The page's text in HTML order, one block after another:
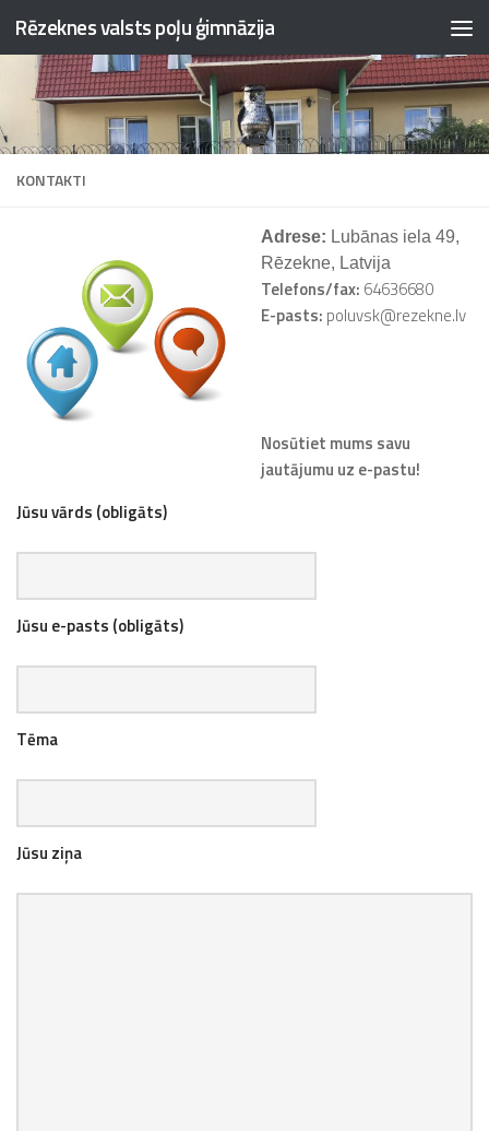
Skip to content
Rēzeknes valsts poļu ģimnāzija
KONTAKTI
Adrese: Lubānas iela 49,
Rēzekne, Latvija
Telefons/fax: 64636680
E-pasts: poluvsk@rezekne.lv
Nosūtiet mums savu
jautājumu uz e-pastu!
Jūsu vārds (obligāts)
Jūsu e-pasts (obligāts)
Tēma
Jūsu ziņa